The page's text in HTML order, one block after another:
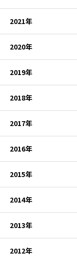
2021年
2020年
2019年
2018年
2017年
2016年
2015年
2014年
2013年
2012年